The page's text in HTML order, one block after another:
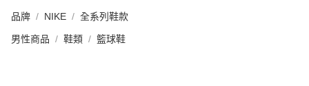
品牌 NIKE 全系列鞋款
男性商品 鞋類 籃球鞋